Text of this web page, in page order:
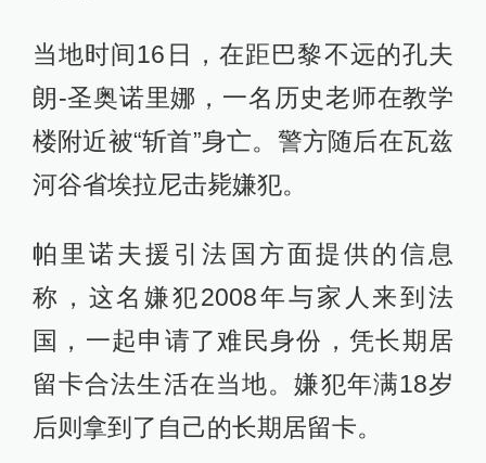
当地时间16日，在距巴黎不远的孔夫
朗-圣奥诺里娜，一名历史老师在教学
楼附近被“斩首”身亡。警方随后在瓦兹
河谷省埃拉尼击毙嫌犯。
帕里诺夫援引法国方面提供的信息
称，这名嫌犯2008年与家人来到法
国，一起申请了难民身份，凭长期居
留卡合法生活在当地。嫌犯年满18岁
后则拿到了自己的长期居留卡。